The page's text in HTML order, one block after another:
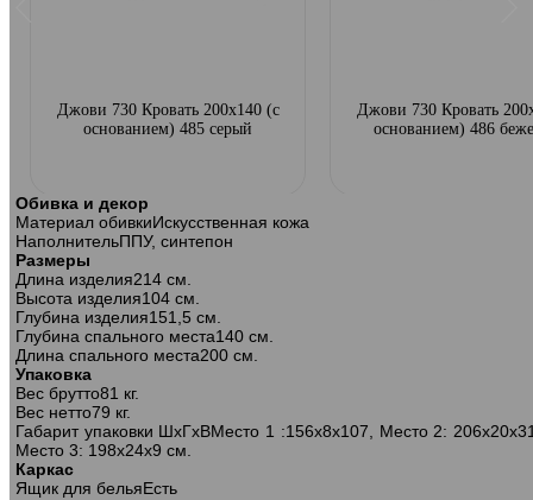
Джови 730 Кровать 200х140 (с
основанием) 485 серый
Джови 730 Кровать
основанием) 486
Обивка и декор
Материал обивкиИскусственная кожа
НаполнительППУ, синтепон
Размеры
Длина изделия214 см.
Высота изделия104 см.
Глубина изделия151,5 см.
Глубина спального места140 см.
Длина спального места200 см.
Упаковка
Вес брутто81 кг.
Вес нетто79 кг.
Габарит упаковки ШхГхВМесто 1 :156х8х107, Место 2:
Место 3: 198х24х9 см.
Каркас
Ящик для бельяЕсть